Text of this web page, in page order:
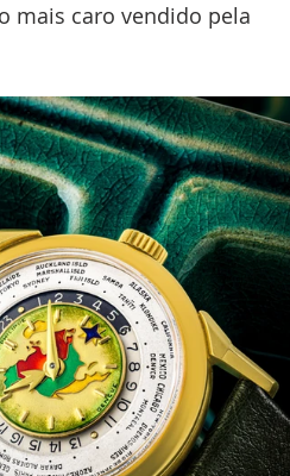
mais caro vendido pela